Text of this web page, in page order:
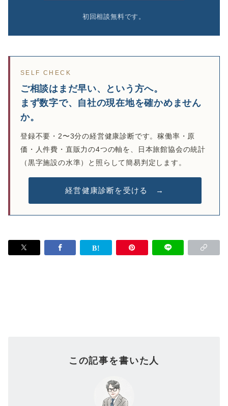
初回相談無料です。
SELF CHECK
ご相談はまだ早い、という方へ。
まず数字で、自社の現在地を確かめません
か。
登録不要・2〜3分の経営健康診断です。稼働率・原
価・人件費・直販力の4つの軸を、日本旅館協会の統計
（黒字施設の水準）と照らして簡易判定します。
経営健康診断を受ける →
この記事を書いた人